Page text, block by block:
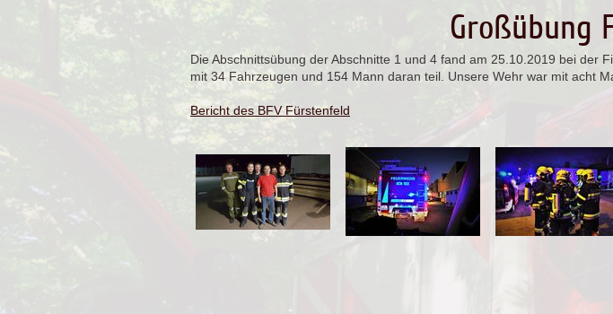
Großübung
Die Abschnittsübung der Abschnitte 1 und 4 fand am 25.10.2019 bei der
mit 34 Fahrzeugen und 154 Mann daran teil. Unsere Wehr war mit acht
Bericht des BFV Fürstenfeld